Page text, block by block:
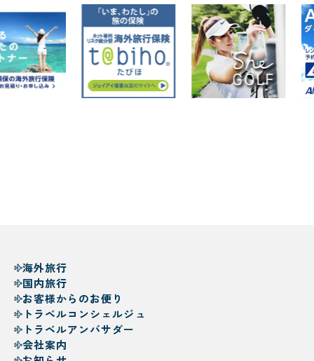
海外旅行
国内旅行
お客様からのお便り
トラベルコンシェルジュ
トラベルアンバサダー
会社案内